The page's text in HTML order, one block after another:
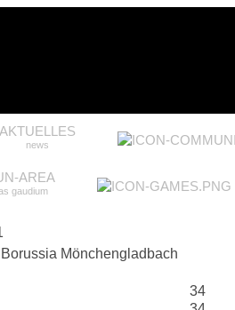
AKTUELLES
news
AREA
gaudium
Mönchengladbach
34